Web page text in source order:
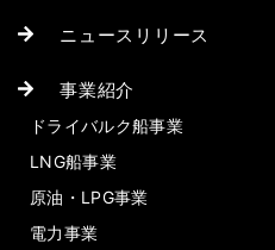
ニュースリリース
事業紹介
ドライバルク船事業
LNG船事業
原油・LPG事業
電力事業